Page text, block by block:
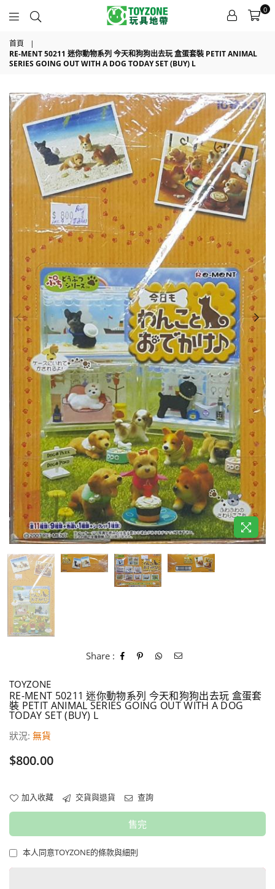
0
首頁
|
RE-MENT 50211 迷你動物系列 今天和狗狗出去玩 盒蛋套裝 PETIT ANIMAL
SERIES GOING OUT WITH A DOG TODAY SET (BUY) L
Share :
TOYZONE
RE-MENT 50211 迷你動物系列 今天和狗狗出去玩 盒蛋套
裝 PETIT ANIMAL SERIES GOING OUT WITH A DOG
TODAY SET (BUY) L
狀況: 無貨
價
$800.00
加入收藏 交貨與退貨 查詢
售完
本人同意TOYZONE的條款與細則